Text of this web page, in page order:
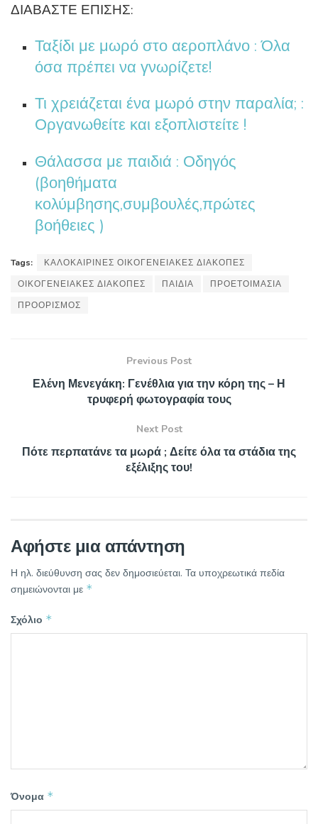
ΔΙΑΒΑΣΤΕ ΕΠΙΣΗΣ:
Ταξίδι με μωρό στο αεροπλάνο : Όλα
όσα πρέπει να γνωρίζετε!
Τι χρειάζεται ένα μωρό στην παραλία; :
Οργανωθείτε και εξοπλιστείτε !
Θάλασσα με παιδιά : Οδηγός
(βοηθήματα
κολύμβησης,συμβουλές,πρώτες
βοήθειες )
Tags:
ΚΑΛΟΚΑΙΡΙΝΕΣ ΟΙΚΟΓΕΝΕΙΑΚΕΣ ΔΙΑΚΟΠΕΣ
ΟΙΚΟΓΕΝΕΙΑΚΕΣ ΔΙΑΚΟΠΕΣ
ΠΑΙΔΙΑ
ΠΡΟΕΤΟΙΜΑΣΙΑ
ΠΡΟΟΡΙΣΜΟΣ
Previous Post
Ελένη Μενεγάκη: Γενέθλια για την κόρη της – Η
τρυφερή φωτογραφία τους
Next Post
Πότε περπατάνε τα μωρά ; Δείτε όλα τα στάδια της
εξέλιξης του!
Αφήστε μια απάντηση
Η ηλ. διεύθυνση σας δεν δημοσιεύεται. Τα υποχρεωτικά πεδία
σημειώνονται με *
Σχόλιο *
Όνομα *